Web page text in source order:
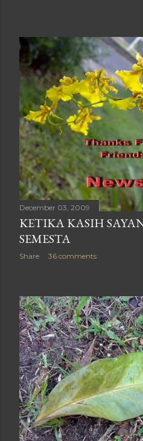
December 03, 2009
KETIKA KASIH
SEMESTA
Share 36 comments